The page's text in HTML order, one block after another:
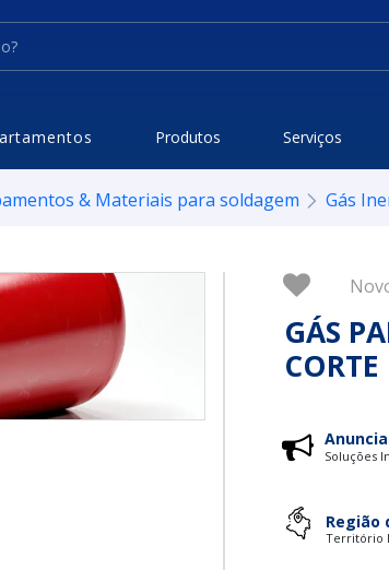
Produtos Serviços
& Materiais para soldagem Gás
GÁS
CORTE
Soluções
Região
Território